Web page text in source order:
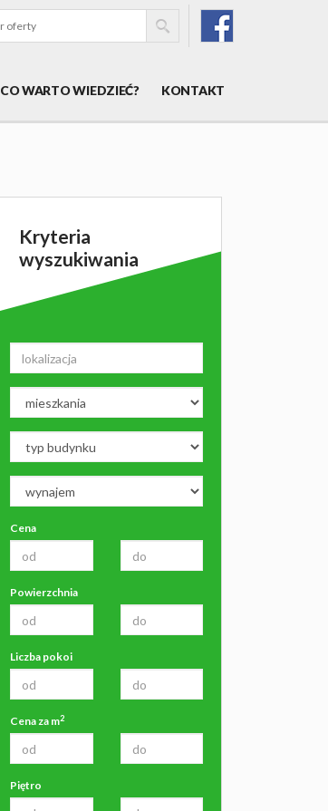
CO WARTO WIEDZIEĆ? KONTAKT
Kryteria
wyszukiwania
Cena
Powierzchnia
Liczba pokoi
Cena za m2
Piętro